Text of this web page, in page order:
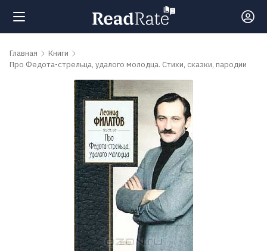
Поиск
обсуждаемые
Главная
Книги
Про Федота-стрельца, удалого молодца. Стихи, сказки, пародии